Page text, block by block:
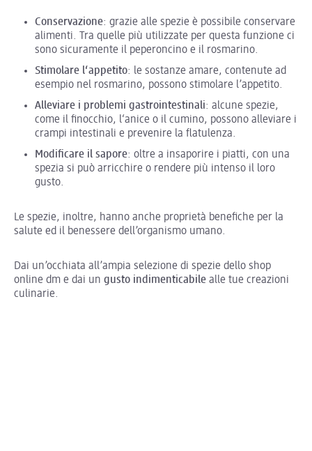
Conservazione: grazie alle spezie è possibile conservare
alimenti. Tra quelle più utilizzate per questa funzione ci
sono sicuramente il peperoncino e il rosmarino.
Stimolare l‘appetito: le sostanze amare, contenute ad
esempio nel rosmarino, possono stimolare l’appetito.
Alleviare i problemi gastrointestinali: alcune spezie,
come il finocchio, l‘anice o il cumino, possono alleviare i
crampi intestinali e prevenire la flatulenza.
Modificare il sapore: oltre a insaporire i piatti, con una
spezia si può arricchire o rendere più intenso il loro
gusto.
Le spezie, inoltre, hanno anche proprietà benefiche per la
salute ed il benessere dell’organismo umano.
Dai un’occhiata all’ampia selezione di spezie dello shop
online dm e dai un gusto indimenticabile alle tue creazioni
culinarie.